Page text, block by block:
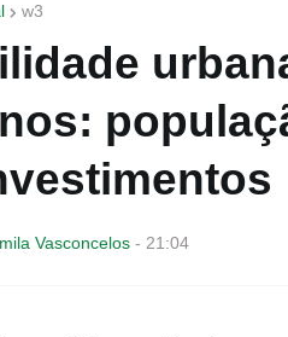
w3
Vasconcelos - 21:04